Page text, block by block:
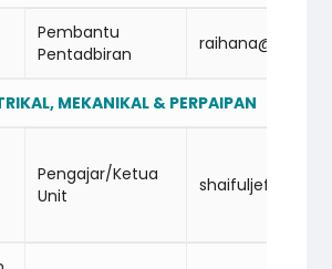
Pembantu
Pentadbiran
MEKANIKAL & PERPAIPAN
Pengajar/Ketua
Unit